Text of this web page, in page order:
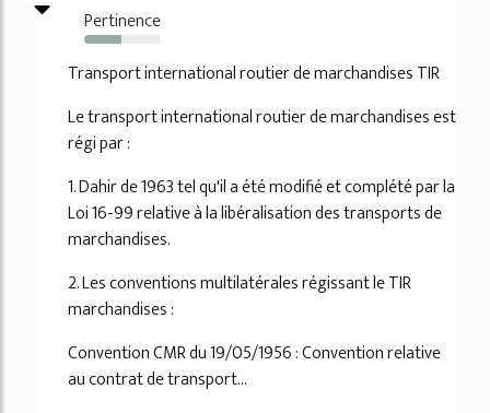
Pertinence
49%
Transport international routier de marchandises TIR
Le transport international routier de marchandises est
régi par :
1. Dahir de 1963 tel qu'il a été modifié et complété par la
Loi 16-99 relative à la libéralisation des transports de
marchandises.
2. Les conventions multilatérales régissant le TIR
marchandises :
Convention CMR du 19/05/1956 : Convention relative
au contrat de transport...